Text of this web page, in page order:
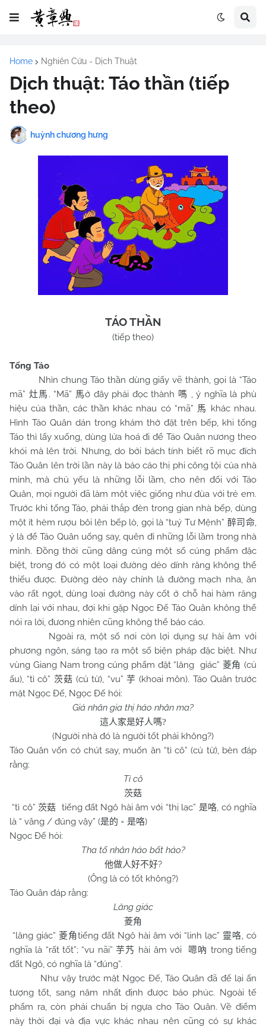
Home Nghiên Cứu - Dịch Thuật
Dịch thuật: Táo thần (tiếp
theo)
huỳnh chương hưng
TÁO THẦN
(tiếp theo)
Tống Táo
Nhìn chung Táo thần dùng giấy vẽ thành, gọi là “Táo
mã” 灶馬 . “Mã” 馬ở đây phải đọc thành 嗎 , ý nghĩa là phù
hiệu của thần, các thần khác nhau có “mã” 馬
khác nhau.
Hình Táo Quân dán trong khám thờ đặt trên bếp, khi tống
Táo thì lấy xuống, dùng lửa hoá đi để Táo Quân nương theo
khói mà lên trời. Nhưng, do bởi bách tính biết rõ mục đích
Táo Quân lên trời lần này là báo cáo thị phi công tội của nhà
mình, mà chủ yếu là những lỗi lầm, cho nên đối với Táo
Quân, mọi người đã làm một việc giống như đùa với trẻ em.
Trước khi tống Táo, phải thắp đèn trong gian nhà bếp, dùng
một ít hèm rượu bôi lên bếp lò, gọi là “tuý Tư Mệnh” 醉司命,
ý là để Táo Quân uống say, quên đi những lỗi lầm trong nhà
mình. Đồng thời cũng dâng cúng một số cúng phẩm đặc
biệt, trong đó có một loại đường dẻo dính răng không thể
thiếu được. Đường dẻo này chính là đường mạch nha, ăn
vào rất ngọt, dùng loại đường này cốt ở chỗ hai hàm răng
dính lại với nhau, đợi khi gặp Ngọc Đế Táo Quân không thể
nói ra lời, đương nhiên cũng không thể báo cáo.
Ngoài ra, một số nơi còn lợi dụng sự hài âm với
phương ngôn, sáng tạo ra một số biện pháp đặc biệt. Như
vùng Giang Nam trong cúng phẩm đặt “lăng giác” 菱角 (củ
ấu), “tì cô” 茨菇 (củ từ), “vu” 芋 (khoai môn). Táo Quân trước
mặt Ngọc Đế, Ngọc Đế hỏi:
Giá nhân gia thị hảo nhân ma?
這人家是好人嗎?
(Người nhà đó là người tốt phải không?)
Táo Quân vốn có chút say, muốn ăn “tì cô” (củ từ), bèn đáp
rằng:
Tì cô
茨菇
“tì cô” 茨菇 tiếng đất Ngô hài âm với “thị lạc” 是咯, có nghĩa
là “ vâng / đúng vậy” (是的 = 是咯)
Ngọc Đế hỏi:
Tha tố nhân hảo bất hảo?
他做人好不好?
(Ông là có tốt không?)
Táo Quân đáp rằng:
Lăng giác
菱角
“lăng giác” 菱角tiếng đất Ngô hài âm với “linh lạc” 靈咯, có
nghĩa là “rất tốt”; “vu nãi”芋艿 hài âm với 嗯吶 trong tiếng
đất Ngô, có nghĩa là “đúng”.
Như vậy trước mặt Ngọc Đế, Táo Quân đã để lại ấn
tượng tốt, sang năm nhất định được báo phúc. Ngoài tế
phẩm ra, còn phải chuẩn bị ngựa cho Táo Quân. Về điểm
này thời đại và địa vực khác nhau nên cũng có sự khác